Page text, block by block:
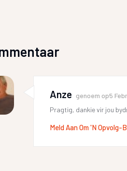
Anze genoem op5
Pragtig, dankie vir jou
Meld Aan Om 'n Opvolg-